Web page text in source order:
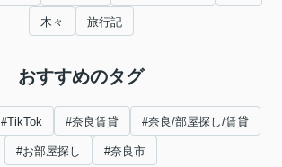
木々 旅行記
おすすめのタグ
#TikTok #奈良賃貸 #奈良/部屋探し/賃貸
#お部屋探し #奈良市